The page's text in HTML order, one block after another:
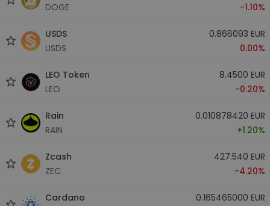
DOGE
-1.10%
USDS
USDS
0.866093 EUR
0.00%
LEO Token
LEO
8.4500 EUR
-0.20%
Rain
RAIN
0.010878420 EUR
+1.20%
Zcash
ZEC
427.540 EUR
-4.20%
Cardano
0.165465000 EUR